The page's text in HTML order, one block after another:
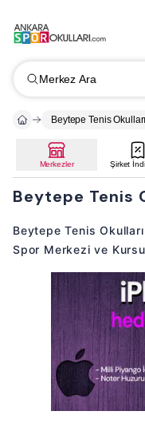
Merkez Ara
Beytepe Tenis Okulları
Merkezler Şirket
Beytepe Tenis
Beytepe Tenis
Spor Merkezi ve Kursu